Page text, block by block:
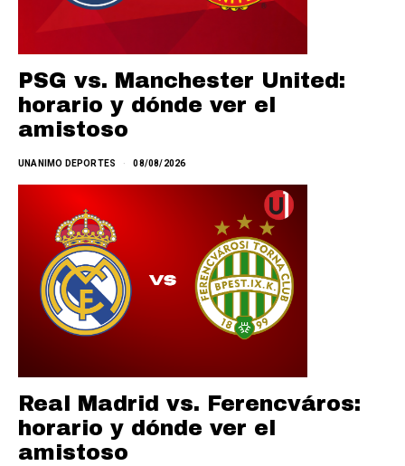
PSG vs. Manchester United:
horario y dónde ver el
amistoso
UNANIMO DEPORTES 08/08/2026
Real Madrid vs. Ferencváros:
horario y dónde ver el
amistoso